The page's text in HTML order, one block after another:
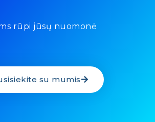
rūpi jūsų nuomonė
su mumis